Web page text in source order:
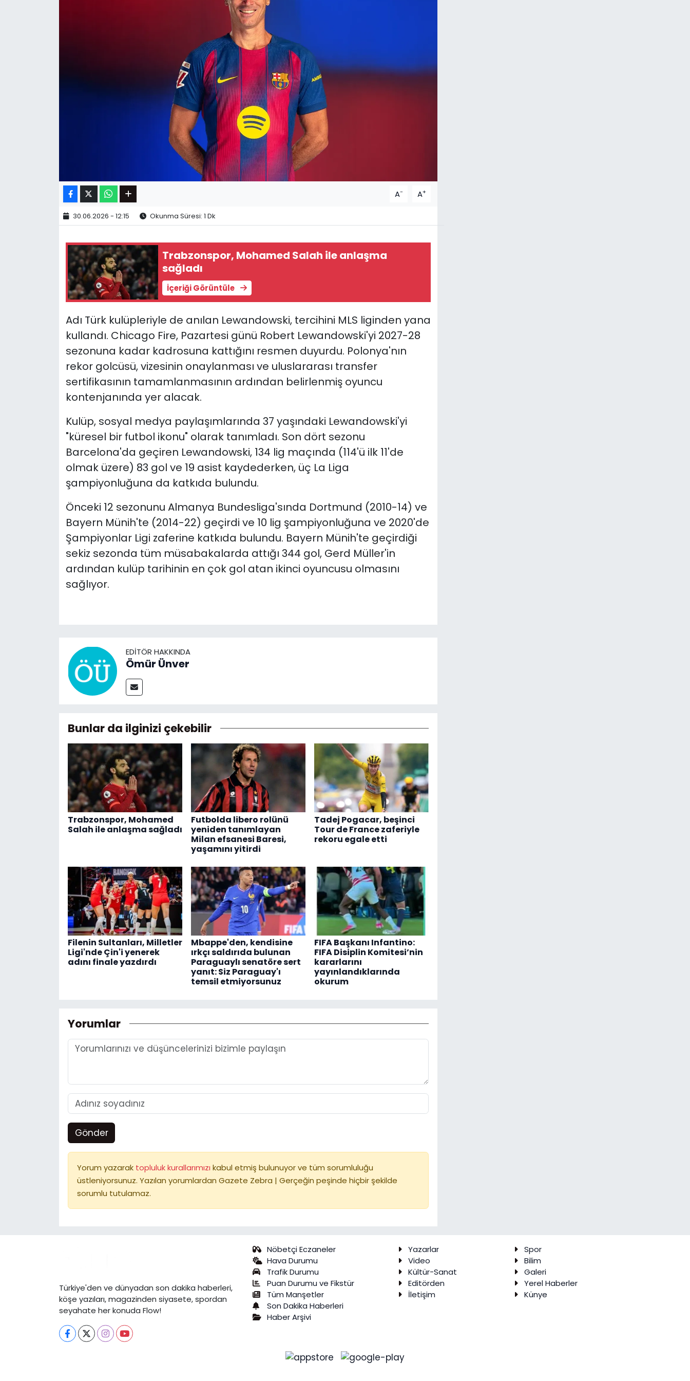
A- A+
30.06.2026 - 12:15 Okunma Süresi: 1 Dk
Trabzonspor, Mohamed Salah ile anlaşma
sağladı
İçeriği Görüntüle
Adı Türk kulüpleriyle de anılan Lewandowski, tercihini MLS liginden yana
kullandı. Chicago Fire, Pazartesi günü Robert Lewandowski'yi 2027-28
sezonuna kadar kadrosuna kattığını resmen duyurdu. Polonya'nın
rekor golcüsü, vizesinin onaylanması ve uluslararası transfer
sertifikasının tamamlanmasının ardından belirlenmiş oyuncu
kontenjanında yer alacak.
Kulüp, sosyal medya paylaşımlarında 37 yaşındaki Lewandowski'yi
"küresel bir futbol ikonu" olarak tanımladı. Son dört sezonu
Barcelona'da geçiren Lewandowski, 134 lig maçında (114'ü ilk 11'de
olmak üzere) 83 gol ve 19 asist kaydederken, üç La Liga
şampiyonluğuna da katkıda bulundu.
Önceki 12 sezonunu Almanya Bundesliga'sında Dortmund (2010-14) ve
Bayern Münih'te (2014-22) geçirdi ve 10 lig şampiyonluğuna ve 2020'de
Şampiyonlar Ligi zaferine katkıda bulundu. Bayern Münih'te geçirdiği
sekiz sezonda tüm müsabakalarda attığı 344 gol, Gerd Müller'in
ardından kulüp tarihinin en çok gol atan ikinci oyuncusu olmasını
sağlıyor.
EDITÖR HAKKINDA
Ömür Ünver
Bunlar da ilginizi çekebilir
Trabzonspor, Mohamed
Salah ile anlaşma sağladı
Futbolda libero rolünü
yeniden tanımlayan
Milan efsanesi Baresi,
yaşamını yitirdi
Tadej Pogacar, beşinci
Tour de France zaferiyle
rekoru egale etti
Filenin Sultanları, Milletler
Ligi'nde Çin'i yenerek
adını finale yazdırdı
Mbappe'den, kendisine
ırkçı saldırıda bulunan
Paraguaylı senatöre sert
yanıt: Siz Paraguay'ı
temsil etmiyorsunuz
FIFA Başkanı Infantino:
FIFA Disiplin Komitesi’nin
kararlarını
yayınlandıklarında
okurum
Yorumlar
Gönder
Yorum yazarak topluluk kurallarımızı kabul etmiş bulunuyor ve tüm sorumluluğu
üstleniyorsunuz. Yazılan yorumlardan Gazete Zebra | Gerçeğin peşinde hiçbir şekilde
sorumlu tutulamaz.
Türkiye'den ve dünyadan son dakika haberleri,
köşe yazıları, magazinden siyasete, spordan
seyahate her konuda Flow!
Nöbetçi Eczaneler
Hava Durumu
Trafik Durumu
Puan Durumu ve Fikstür
Tüm Manşetler
Son Dakika Haberleri
Haber Arşivi
Yazarlar
Spor
Video
Bilim
Kültür-Sanat
Galeri
Editörden
Yerel Haberler
İletişim
Künye